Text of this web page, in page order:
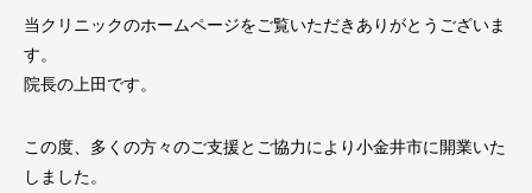
当クリニックのホームページをご覧いただきありがとうございま
す。
院長の上田です。
この度、多くの方々のご支援とご協力により小金井市に開業いた
しました。